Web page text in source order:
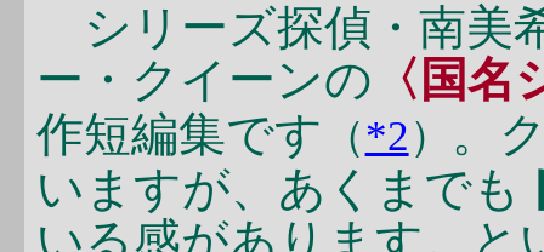
シリーズ探偵・南美
ー・クイーンの 〈国
作短編集です （*2）
。
いますが、あくまでも
いる感があります。と